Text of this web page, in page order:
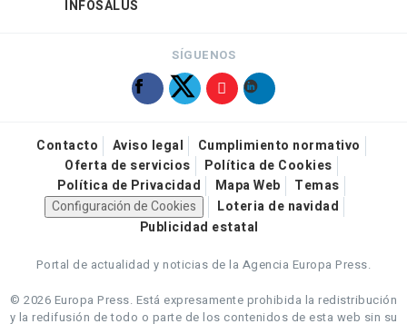
INFOSALUS
SÍGUENOS
Contacto Aviso legal
Cumplimiento normativo
Oferta de servicios
Política de Cookies
Política de Privacidad
Mapa Web
Temas
Configuración de Cookies
Loteria de navidad
Publicidad estatal
Portal de actualidad y noticias de la Agencia Europa Press.
© 2026 Europa Press. Está expresamente prohibida la redistribución
y la redifusión de todo o parte de los contenidos de esta web sin su